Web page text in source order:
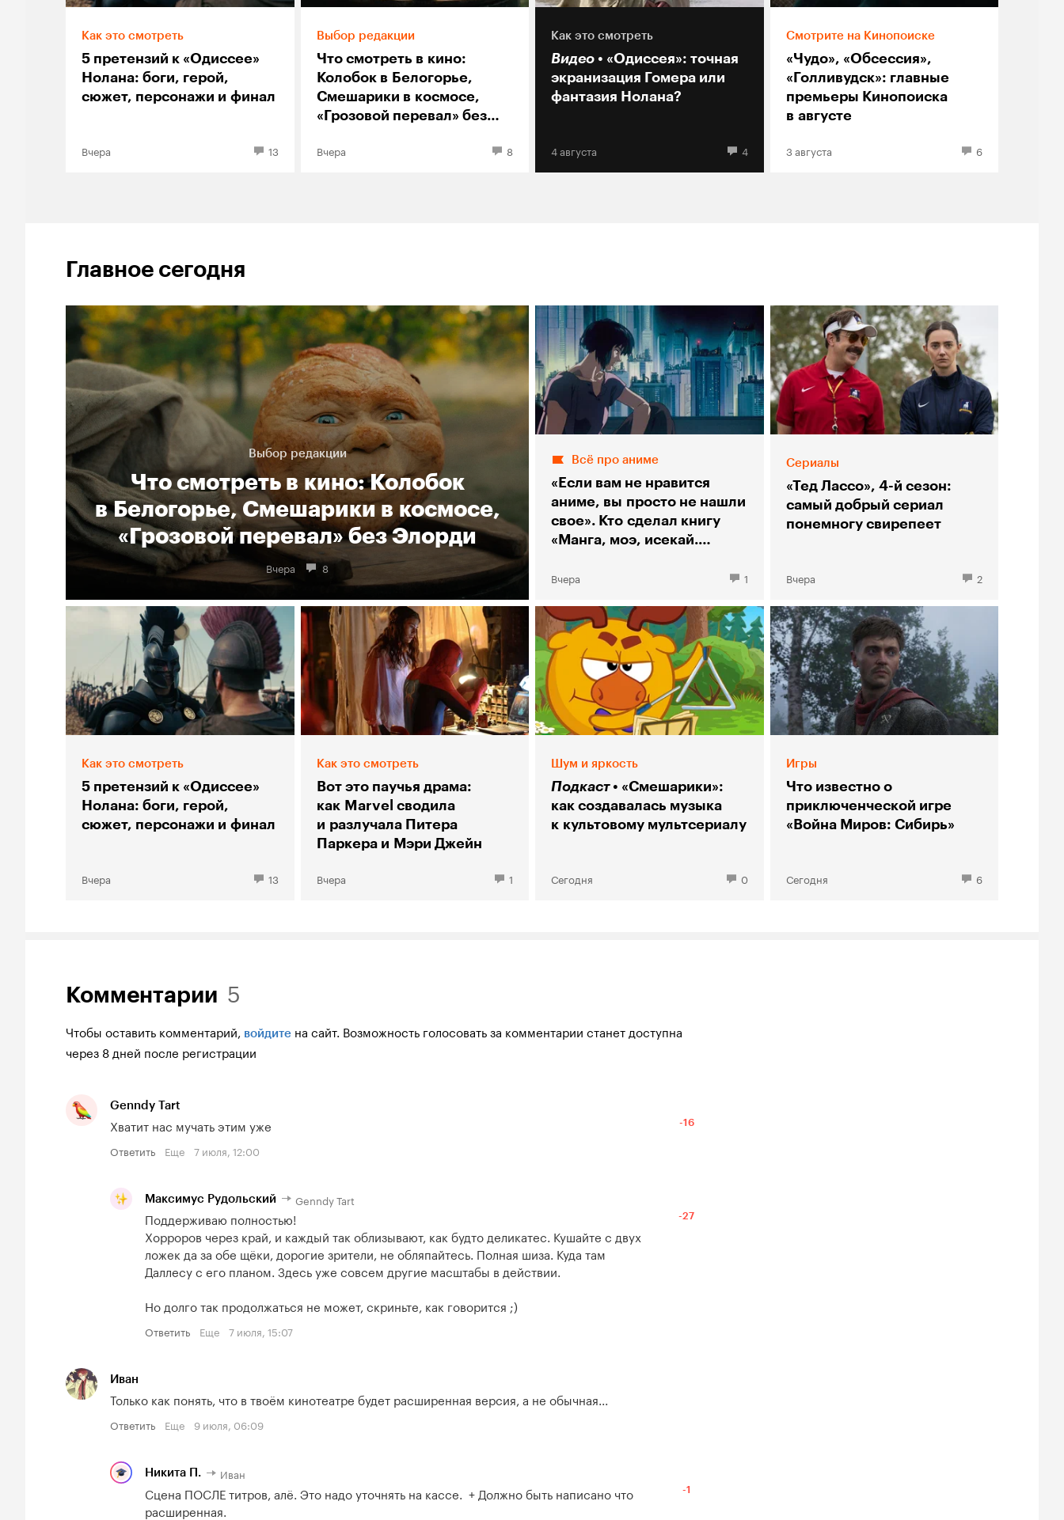
Как это смотреть
5 претензий к «Одиссее»
Нолана: боги, герой,
сюжет, персонажи и финал
Вчера 13
Выбор редакции
Что смотреть в кино:
Колобок в Белогорье,
Смешарики в космосе,
«Грозовой перевал» без
Вчера 8
Как это смотреть
Видео
«Одиссея»: точная
экранизация Гомера или
фантазия Нолана?
4 августа 4
Смотрите на Кинопоиске
«Чудо», «Обсессия»,
«Голливудск»: главные
премьеры Кинопоиска
в августе
3 августа 6
Главное сегодня
Выбор редакции
Что смотреть в кино: Колобок
в Белогорье, Смешарики в космосе,
«Грозовой перевал» без Элорди
Вчера 8
Всё про аниме
«Если вам не нравится
аниме, вы просто не нашли
свое». Кто сделал книгу
«Манга, моэ, исекай.
Вчера 1
Сериалы
«Тед Лассо», 4-й сезон:
самый добрый сериал
понемногу свирепеет
Вчера 2
Как это смотреть
5 претензий к «Одиссее»
Нолана: боги, герой,
сюжет, персонажи и финал
Вчера 13
Как это смотреть
Вот это паучья драма:
как Marvel сводила
и разлучала Питера
Паркера и Мэри Джейн
Вчера 1
Шум и яркость
Подкаст
«Смешарики»:
как создавалась музыка
к культовому мультсериалу
Сегодня 0
Игры
Что известно о
приключенческой игре
«Война Миров: Сибирь»
Сегодня 6
Комментарии 5
Чтобы оставить комментарий, войдите на сайт. Возможность голосовать за комментарии станет доступна
через 8 дней после регистрации
Genndy Tart
Хватит нас мучать этим уже
Ответить Еще 7 июля, 12:00
-16
Максимус Рудольский Genndy Tart
Поддерживаю полностью!
Хорроров через край, и каждый так облизывают, как будто деликатес. Кушайте с двух
ложек да за обе щёки, дорогие зрители, не обляпайтесь. Полная шиза. Куда там
Даллесу с его планом. Здесь уже совсем другие масштабы в действии.
Но долго так продолжаться не может, скриньте, как говорится ;)
Ответить Еще 7 июля, 15:07
-27
Иван
Только как понять, что в твоём кинотеатре будет расширенная версия, а не обычная...
Ответить Еще 9 июля, 06:09
Никита П. Иван
Сцена ПОСЛЕ титров, алё. Это надо уточнять на кассе.  + Должно быть написано что
расширенная.
-1